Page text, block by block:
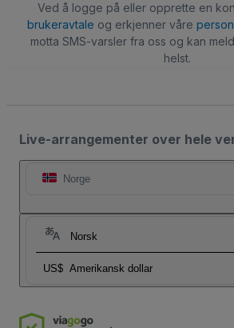
Ved å logge på eller opprette en
brukeravtale og erkjenner våre
motta SMS-varsler fra oss og kan
helst.
Live-arrangementer over hele
Norge
Norsk
US$ Amerikansk dollar